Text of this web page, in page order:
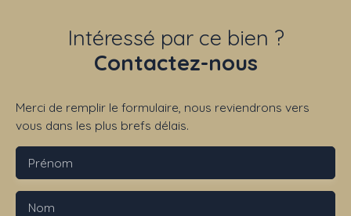
Intéressé par ce bien ?
Contactez-nous
Merci de remplir le formulaire, nous reviendrons vers
vous dans les plus brefs délais.
Prénom
Nom